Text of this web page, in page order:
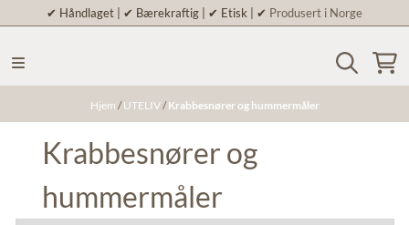
Hopp til innhold
✔ Håndlaget | ✔ Bærekraftig | ✔ Etisk | ✔ Produsert i Norge
Hjem /UTELIV/Krabbesnører og hummermåler
Krabbesnører og
hummermåler